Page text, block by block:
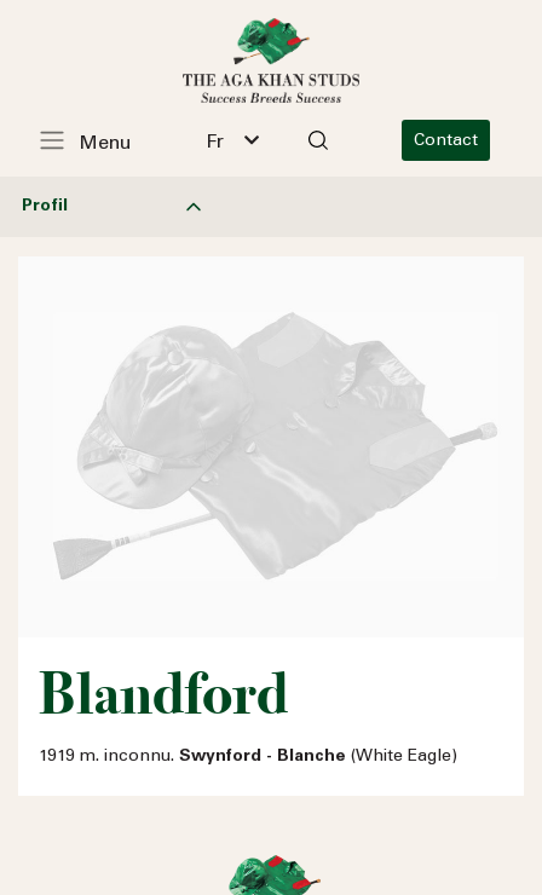
Fr Contact
Menu
Profil
Blandford
1919 m. inconnu. Swynford - Blanche (White Eagle)